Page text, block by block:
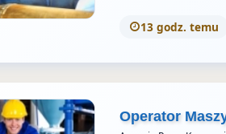
13 godz. temu
Operator